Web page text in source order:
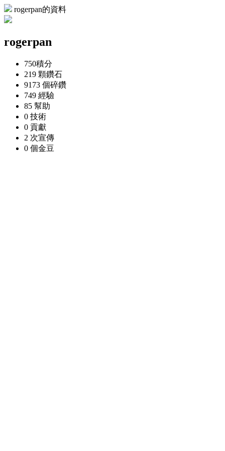
rogerpan的資料
rogerpan
750積分
219 顆鑽石
9173 個碎鑽
749 經驗
85 幫助
0 技術
0 貢獻
2 次宣傳
0 個金豆